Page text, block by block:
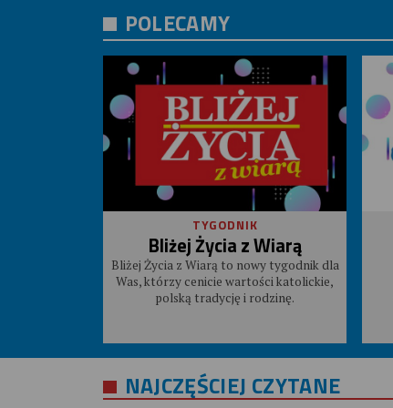
POLECAMY
TYGODNIK
Bliżej Życia z Wiarą
Bliżej Życia z Wiarą to nowy tygodnik dla
Was, którzy cenicie wartości katolickie,
polską tradycję i rodzinę.
NAJCZĘŚCIEJ CZYTANE